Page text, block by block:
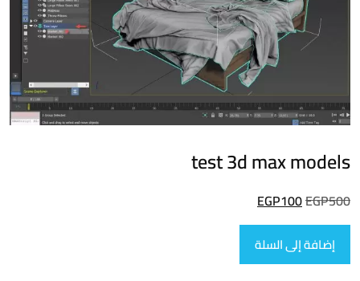
test 3d max models
EGP500
السعر
الأصلي
هو:
EGP500.
EGP100
السعر
الحالي
هو:
EGP100.
كمية
test
إضافة إلى السلة